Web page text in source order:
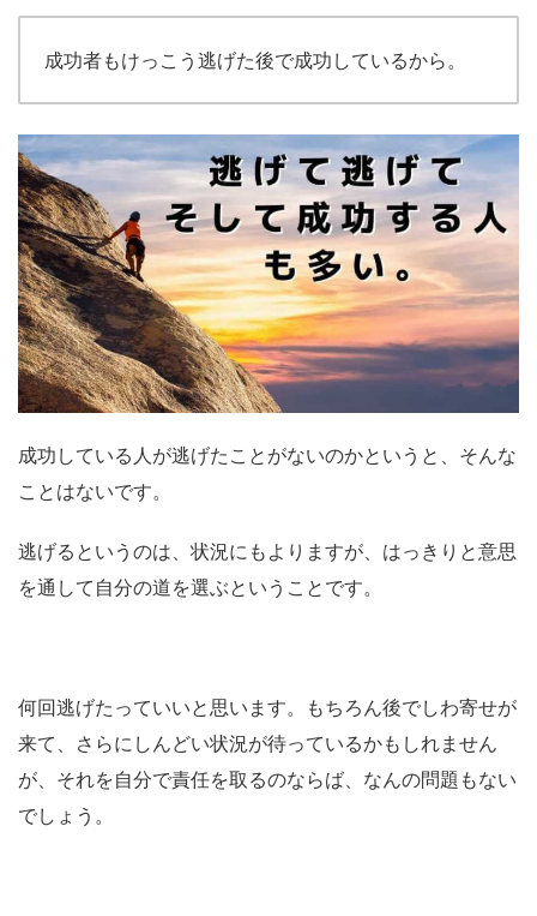
成功者もけっこう逃げた後で成功しているから。
成功している人が逃げたことがないのかというと、そんな
ことはないです。
逃げるというのは、状況にもよりますが、はっきりと意思
を通して自分の道を選ぶということです。
何回逃げたっていいと思います。もちろん後でしわ寄せが
来て、さらにしんどい状況が待っているかもしれません
が、それを自分で責任を取るのならば、なんの問題もない
でしょう。